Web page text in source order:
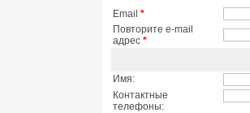
Email *
Повторите e-mail
адрес *
Имя:
Контактные
телефоны: